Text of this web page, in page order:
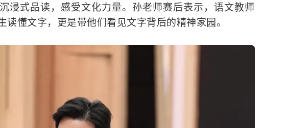
浸式品读，感受文化力量。孙老师赛后表示，语文教师
读懂文字，更是带他们看见文字背后的精神家园。